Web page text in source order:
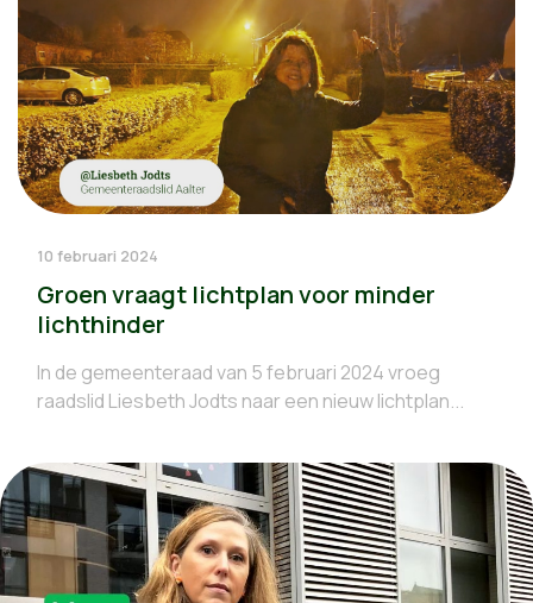
10 februari 2024
Groen vraagt lichtplan voor minder
lichthinder
In de gemeenteraad van 5 februari 2024 vroeg
raadslid Liesbeth Jodts naar een nieuw lichtplan...